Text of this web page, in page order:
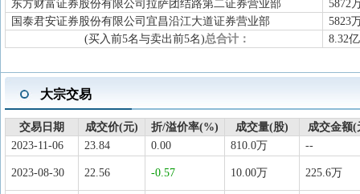
东方财富证券股份有限公司拉萨团结路第二证券营业部
5872
国泰君安证券股份有限公司宜昌沿江大道证券营业部
5823
(买入前5名与卖出前5名)总合计： 8.32亿
大宗交易
交易日期 成交价(元) 折/溢价率(%) 成交量(股)
成交金额(
2023-11-06
23.84 0.00 810.0万 --
2023-08-30 22.56 -0.57 10.00万 225.6万